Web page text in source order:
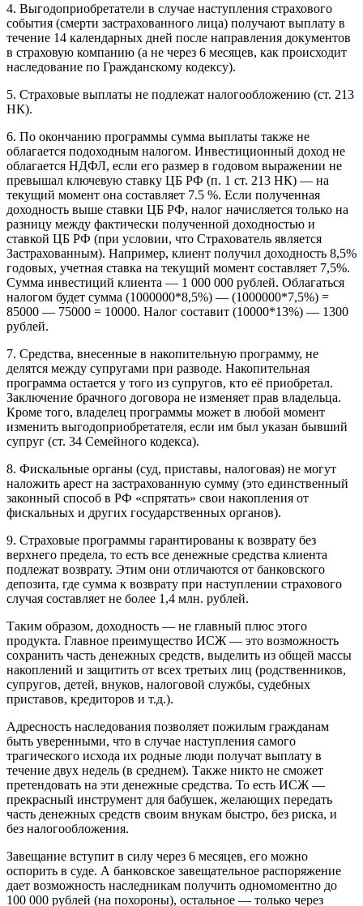
4. Выгодоприобретатели в случае наступления страхового
события (смерти застрахованного лица) получают выплату в
течение 14 календарных дней после направления документов
в страховую компанию (а не через 6 месяцев, как происходит
наследование по Гражданскому кодексу).
5. Страховые выплаты не подлежат налогообложению (ст. 213
НК).
6. По окончанию программы сумма выплаты также не
облагается подоходным налогом. Инвестиционный доход не
облагается НДФЛ, если его размер в годовом выражении не
превышал ключевую ставку ЦБ РФ (п. 1 ст. 213 НК) — на
текущий момент она составляет 7.5 %. Если полученная
доходность выше ставки ЦБ РФ, налог начисляется только на
разницу между фактически полученной доходностью и
ставкой ЦБ РФ (при условии, что Страхователь является
Застрахованным). Например, клиент получил доходность 8,5%
годовых, учетная ставка на текущий момент составляет 7,5%.
Сумма инвестиций клиента — 1 000 000 рублей. Облагаться
налогом будет сумма (1000000*8,5%) — (1000000*7,5%) =
85000 — 75000 = 10000. Налог составит (10000*13%) — 1300
рублей.
7. Средства, внесенные в накопительную программу, не
делятся между супругами при разводе. Накопительная
программа остается у того из супругов, кто её приобретал.
Заключение брачного договора не изменяет прав владельца.
Кроме того, владелец программы может в любой момент
изменить выгодоприобретателя, если им был указан бывший
супруг (ст. 34 Семейного кодекса).
8. Фискальные органы (суд, приставы, налоговая) не могут
наложить арест на застрахованную сумму (это единственный
законный способ в РФ «спрятать» свои накопления от
фискальных и других государственных органов).
9. Страховые программы гарантированы к возврату без
верхнего предела, то есть все денежные средства клиента
подлежат возврату. Этим они отличаются от банковского
депозита, где сумма к возврату при наступлении страхового
случая составляет не более 1,4 млн. рублей.
Таким образом, доходность — не главный плюс этого
продукта. Главное преимущество ИСЖ — это возможность
сохранить часть денежных средств, выделить из общей массы
накоплений и защитить от всех третьих лиц (родственников,
супругов, детей, внуков, налоговой службы, судебных
приставов, кредиторов и т.д.).
Адресность наследования позволяет пожилым гражданам
быть уверенными, что в случае наступления самого
трагического исхода их родные люди получат выплату в
течение двух недель (в среднем). Также никто не сможет
претендовать на эти денежные средства. То есть ИСЖ —
прекрасный инструмент для бабушек, желающих передать
часть денежных средств своим внукам быстро, без риска, и
без налогообложения.
Завещание вступит в силу через 6 месяцев, его можно
оспорить в суде. А банковское завещательное распоряжение
дает возможность наследникам получить одномоментно до
100 000 рублей (на похороны), остальное — только через